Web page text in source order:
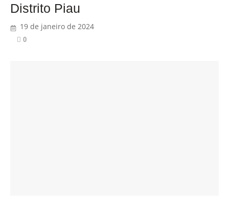
Distrito Piau
19 de janeiro de 2024
0